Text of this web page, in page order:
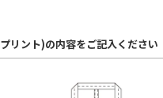
リント)の内容をご記入ください